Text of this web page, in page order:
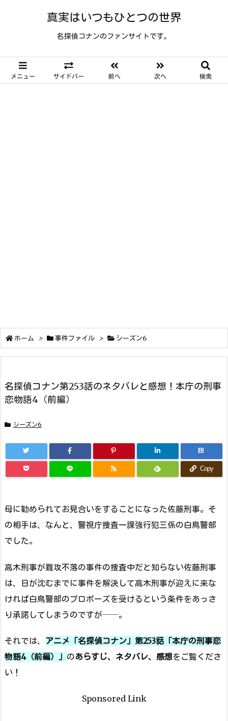
真実はいつもひとつの世界
名探偵コナンのファンサイトです。
メニュー サイドバー 前へ 次へ 検索
ホーム > 事件ファイル > シーズン6
名探偵コナン第253話のネタバレと感想！本庁の刑事
恋物語4（前編）
シーズン6
B!
Copy
母に勧められてお見合いをすることになった佐藤刑事。そ
の相手は、なんと、警視庁捜査一課強行犯三係の白鳥警部
でした。
高木刑事が難攻不落の事件の捜査中だと知らない佐藤刑事
は、日が沈むまでに事件を解決して高木刑事が迎えに来な
ければ白鳥警部のプロポーズを受けるという条件をあっさ
り承諾してしまうのですが──。
それでは、 アニメ「名探偵コナン」第253話「本庁の刑事恋
物語4（前編）」 のあらすじ、ネタバレ、感想をご覧くださ
い！
Sponsored Link